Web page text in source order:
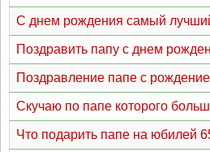
С днем рождения самый
Поздравить папу с днем
Поздравление папе с
Скучаю по папе которого
Что подарить папе на юбилей